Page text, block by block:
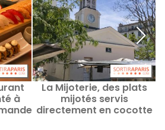
à
La Mijoterie, des plats
mijotés servis
directement en cocotte